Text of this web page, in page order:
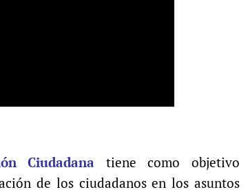
Ciudadana tiene como objetivo
de los ciudadanos en los asuntos